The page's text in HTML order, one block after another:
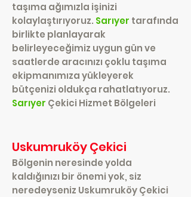
taşıma ağımızla işinizi
kolaylaştırıyoruz. Sarıyer tarafında
birlikte planlayarak
belirleyeceğimiz uygun gün ve
saatlerde aracınızı çoklu taşıma
ekipmanımıza yükleyerek
bütçenizi oldukça rahatlatıyoruz.
Sarıyer Çekici Hizmet Bölgeleri
Uskumruköy Çekici
Bölgenin neresinde yolda
kaldığınızı bir önemi yok, siz
neredeyseniz Uskumruköy Çekici